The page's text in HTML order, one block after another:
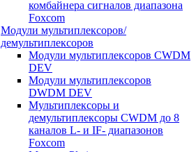
комбайнера сигналов диапазона
Foxcom
Модули мультиплексоров/
демультиплексоров
Модули мультиплексоров CWDM
DEV
Модули мультиплексоров
DWDM DEV
Мультиплексоры и
демультиплексоры CWDM до 8
каналов L- и IF- диапазонов
Foxcom